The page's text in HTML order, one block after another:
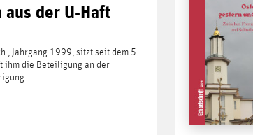
aus der U-Haft
, Jahrgang 1999, sitzt seit dem 5.
ihm die Beteiligung an der